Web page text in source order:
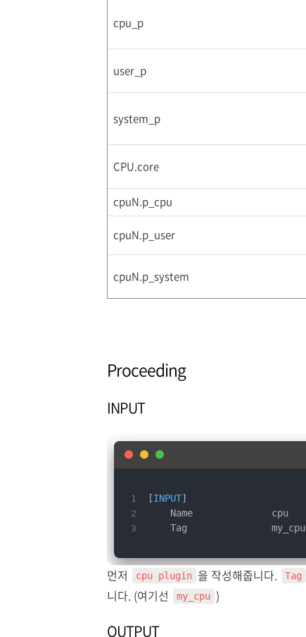
cpu_p
user_p
system_p
CPU.core
cpuN.p_cpu
cpuN.p_user
cpuN.p_system
Proceeding
INPUT
[INPUT]
    Name              cpu
    Tag               my_cpu
먼저 cpu plugin 을 작성해줍니다. Tag
니다. (여기선
my_cpu )
OUTPUT